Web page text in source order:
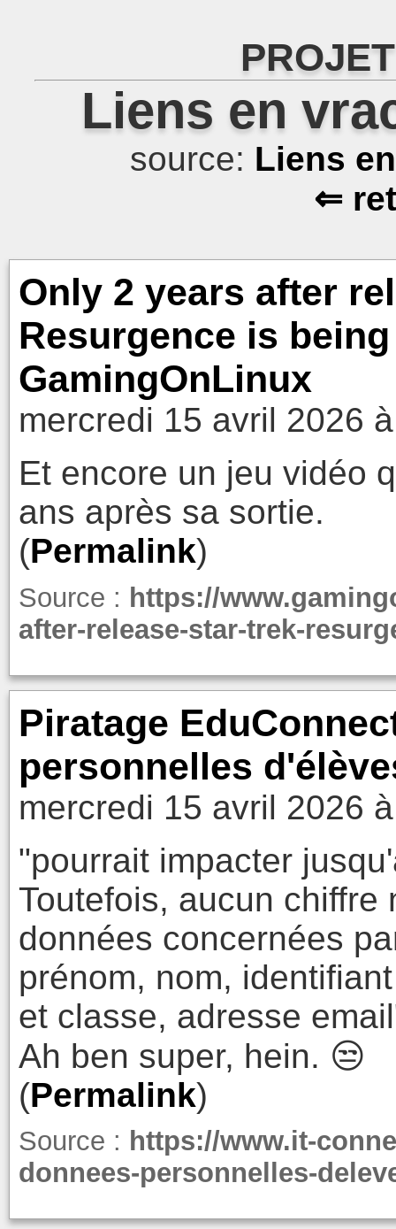
Liens en
source: Liens
⇐
Only 2 years after
Resurgence is
GamingOnLinux
mercredi 15 avril 2026
Et encore un jeu vidéo
ans après sa sortie.
(Permalink)
Source : https://
after-release-star-trek-
Piratage
personnelles
mercredi 15 avril 2026
"pourrait impacter
Toutefois, aucun chiffre
données concernées
prénom, nom,
et classe, adresse
Ah ben super, hein. 😒
(Permalink)
Source : https://www.it-
donnees-personnelles-